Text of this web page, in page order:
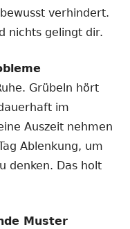
verhindert.
nichts gelingt dir.
Grübeln hört
im
Auszeit nehmen
Ablenkung, um
denken. Das holt
Muster